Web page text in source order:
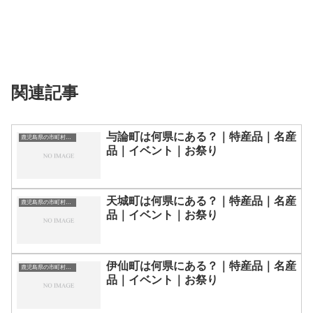
関連記事
鹿児島県の市町村一覧
与論町は何県にある？｜特産品｜名産
品｜イベント｜お祭り
鹿児島県の市町村一覧
天城町は何県にある？｜特産品｜名産
品｜イベント｜お祭り
鹿児島県の市町村一覧
伊仙町は何県にある？｜特産品｜名産
品｜イベント｜お祭り